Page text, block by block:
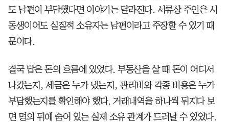
도 남편이 부담했다면 이야기는 달라진다. 서류상 주인은 시
동생이어도 실질적 소유자는 남편이라고 주장할 수 있기 때
문이다.
결국 답은 돈의 흐름에 있었다. 부동산을 살 때 돈이 어디서
나갔는지, 세금은 누가 냈는지, 관리비와 각종 비용은 누가
부담했는지를 확인해야 했다. 거래내역을 하나씩 뒤지다 보
면 명의 뒤에 숨어 있는 실제 소유 관계가 드러날 수 있었다.